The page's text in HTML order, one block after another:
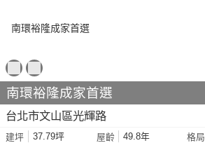
南環裕隆成家首選
台北市文山區光輝路
建坪 37.79坪 屋齡 49.8年 格局